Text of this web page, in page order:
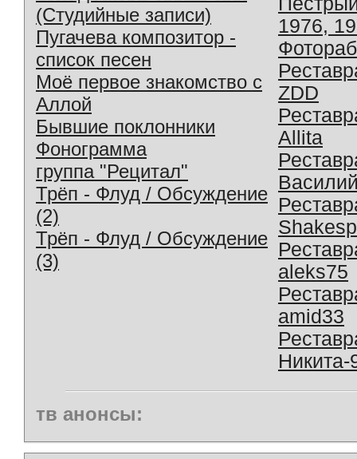
(Студийные записи)
Пугачева композитор -
список песен
Моё первое знакомство с
Аллой
Бывшие поклонники
Фонограмма
группа "Рецитал"
Трёп - Флуд / Обсуждение
(2)
Трёп - Флуд / Обсуждение
(3)
1976,
ZDD
Allita
aleks75
amid33
Никита-
тв анонсы: